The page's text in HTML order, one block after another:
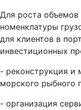
Для роста объемов
номенклатуры
для клиентов в
инвестиционных
- реконструкция и
морского рыбного
- организация